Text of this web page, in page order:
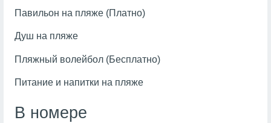
Павильон на пляже (Платно)
Душ на пляже
Пляжный волейбол (Бесплатно)
Питание и напитки на пляже
В номере